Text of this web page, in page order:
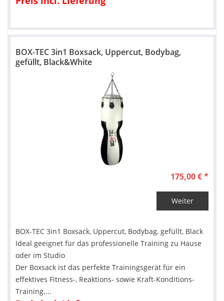
BOX-TEC 3in1 Boxsack, Uppercut, Bodybag,
gefüllt, Black&White
175,00 € *
Weiter
BOX-TEC 3in1 Boxsack, Uppercut, Bodybag, gefüllt, Black
Ideal geeignet für das professionelle Training zu Hause
oder im Studio
Der Boxsack ist das perfekte Trainingsgerät für ein
effektives Fitness-, Reaktions- sowie Kraft-Konditions-
Training....